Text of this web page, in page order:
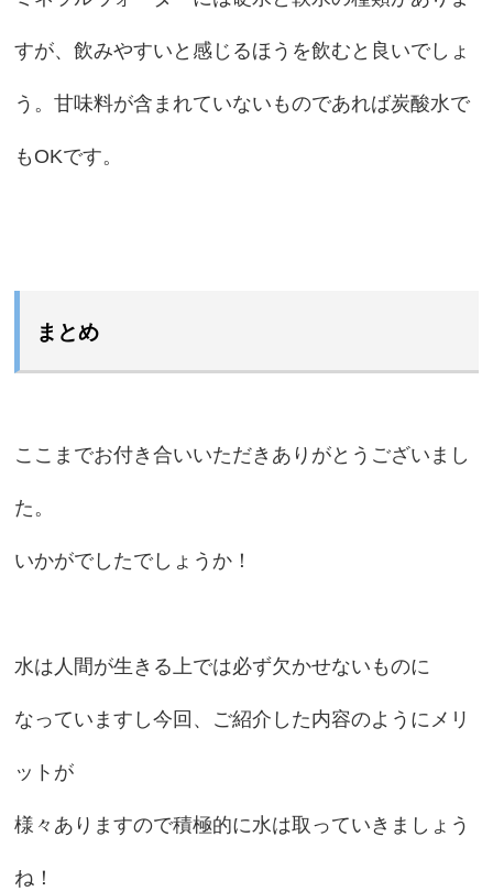
すが、飲みやすいと感じるほうを飲むと良いでしょ
う。甘味料が含まれていないものであれば炭酸水で
もOKです。
まとめ
ここまでお付き合いいただきありがとうございまし
た。
いかがでしたでしょうか！
水は人間が生きる上では必ず欠かせないものに
なっていますし今回、ご紹介した内容のようにメリ
ットが
様々ありますので積極的に水は取っていきましょう
ね！